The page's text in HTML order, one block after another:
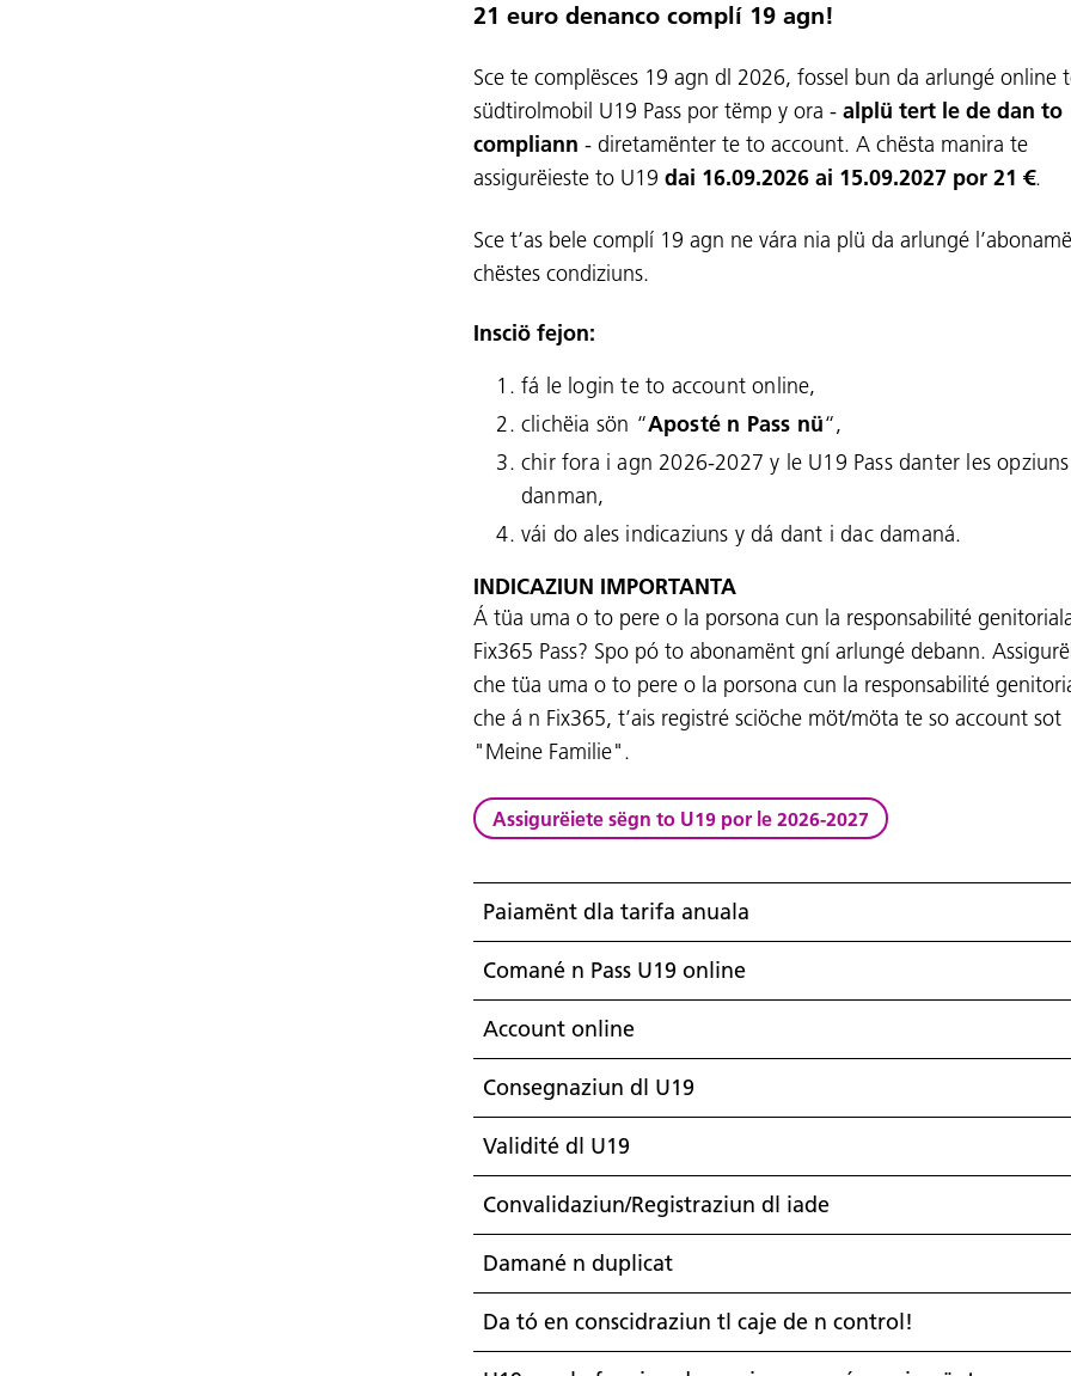
21 euro denanco complí 19 agn!
Sce te complësces 19 agn dl 2026, fossel bun da arlungé online
südtirolmobil U19 Pass por tëmp y ora - alplü tert le de dan to
compliann - diretamënter te to account. A chësta manira te
assigurëieste to U19 dai 16.09.2026 ai 15.09.2027 por 21 €.
Sce t’as bele complí 19 agn ne vára nia plü da arlungé
chëstes condiziuns.
Insciö fejon:
fá le login te to account online,
clichëia sön “Aposté n Pass nü“,
chir fora i agn 2026-2027 y le U19 Pass danter les opziuns
danman,
vái do ales indicaziuns y dá dant i dac damaná.
INDICAZIUN IMPORTANTA
Á tüa uma o to pere o la porsona cun la responsabilité
Fix365 Pass? Spo pó to abonamënt gní arlungé debann.
che tüa uma o to pere o la porsona cun la responsabilité
che á n Fix365, t’ais registré sciöche möt/möta te so account sot
"Meine Familie".
Assigurëiete sëgn to U19 por le 2026-2027
Paiamënt dla tarifa anuala
Comané n Pass U19 online
Account online
Consegnaziun dl U19
Validité dl U19
Convalidaziun/Registraziun dl iade
Damané n duplicat
Da tó en conscidraziun tl caje de n control!